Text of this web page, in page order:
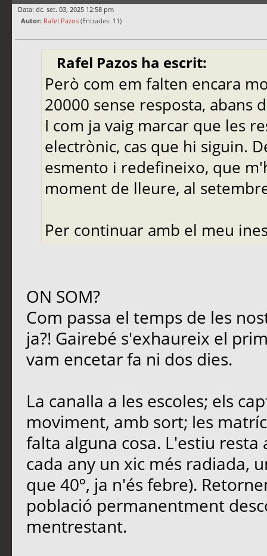
Data: dc. set. 03, 2025 12:58 pm
Autor: Rafel Pazos (Entrades: 11)
Rafel Pazos ha escrit:
Però com em falten encara
20000 sense resposta, abans
I com ja vaig marcar que les
electrònic, cas que hi siguin.
esmento i redefineixo, que
moment de lleure, al
Per continuar amb el meu
ON SOM?
Com passa el temps de les
ja?! Gairebé s'exhaureix el
vam encetar fa ni dos dies.
La canalla a les escoles; els
moviment, amb sort; les
falta alguna cosa. L'estiu
cada any un xic més radiada,
que 40º, ja n'és febre).
població permanentment
mentrestant.